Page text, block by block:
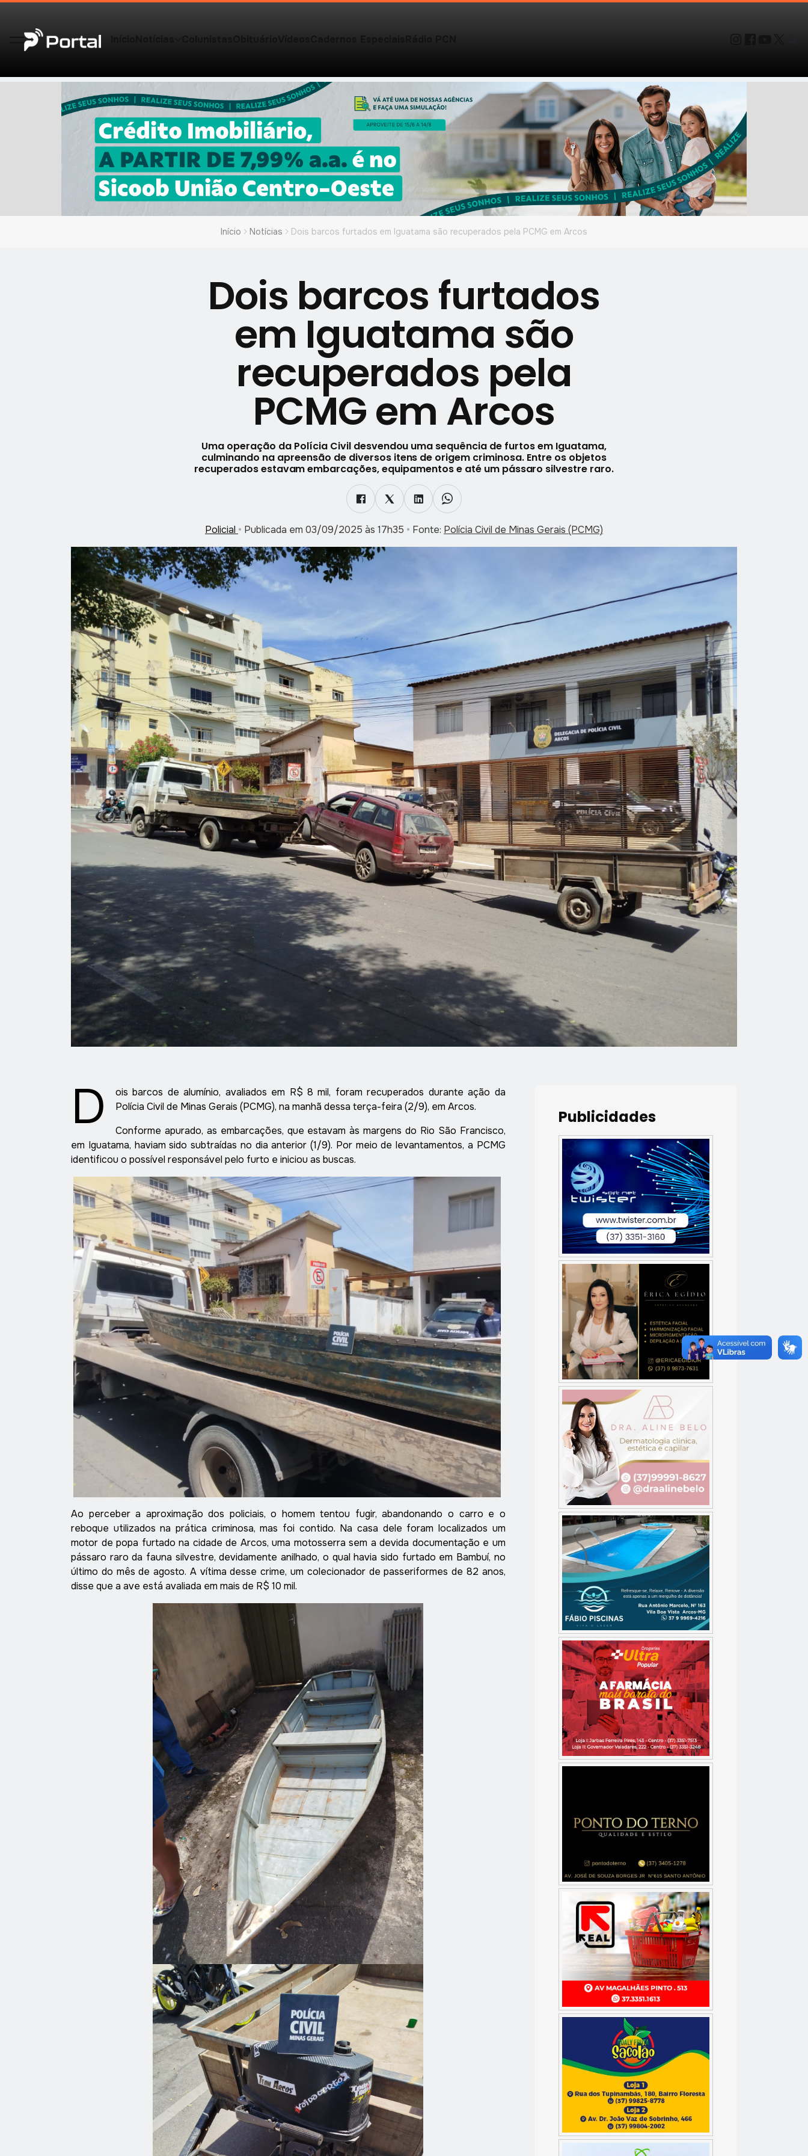
Início Notícias Dois barcos furtados em Iguatama são recuperados pela PCMG em Arcos
Dois barcos furtados
em Iguatama são
recuperados pela
PCMG em Arcos
Uma operação da Polícia Civil desvendou uma sequência de furtos em Iguatama,
culminando na apreensão de diversos itens de origem criminosa. Entre os objetos
recuperados estavam embarcações, equipamentos e até um pássaro silvestre raro.
Policial • Publicada em 03/09/2025 às 17h35 • Fonte: Polícia Civil de Minas Gerais (PCMG)
D
ois barcos de alumínio, avaliados em R$ 8 mil, foram recuperados durante ação da
Polícia Civil de Minas Gerais (PCMG), na manhã dessa terça-feira (2/9), em Arcos.
Conforme apurado, as embarcações, que estavam às margens do Rio São Francisco,
em Iguatama, haviam sido subtraídas no dia anterior (1/9). Por meio de levantamentos, a PCMG
identificou o possível responsável pelo furto e iniciou as buscas.
Ao perceber a aproximação dos policiais, o homem tentou fugir, abandonando o carro e o
reboque utilizados na prática criminosa, mas foi contido. Na casa dele foram localizados um
motor de popa furtado na cidade de Arcos, uma motosserra sem a devida documentação e um
pássaro raro da fauna silvestre, devidamente anilhado, o qual havia sido furtado em Bambuí, no
último do mês de agosto. A vítima desse crime, um colecionador de passeriformes de 82 anos,
disse que a ave está avaliada em mais de R$ 10 mil.
Publicidades